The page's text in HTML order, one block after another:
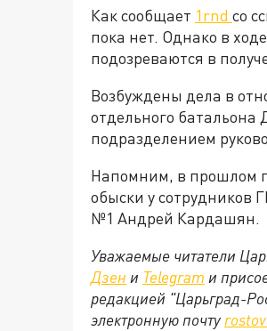
Как сообщает 1rnd со
пока нет. Однако в
подозреваются в
Возбуждены дела в
отдельного
подразделением
Напомним, в прошлом
обыски у сотрудников
№1 Андрей Кардашян.
Уважаемые читатели
Дзен и Telegram и
редакцией "Царьград-
электронную почту